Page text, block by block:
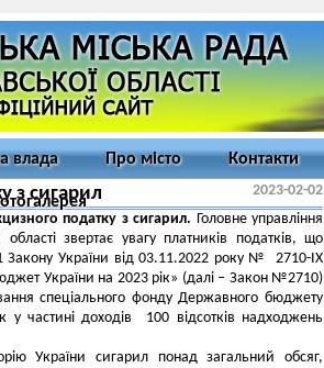
влада Про місто Контакти
з сигарил 2023-02-02
податку з сигарил. Головне управління
звертає увагу платників податків, що
Закону України від 03.11.2022 року № 2710-ІХ
України на 2023 рік» (далі – Закон №2710)
спеціального фонду Державного бюджету
у частині доходів 100 відсотків надходжень
України сигарил понад загальний обсяг,